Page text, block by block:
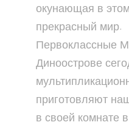
окунающая в
прекрасный мир.
Первоклассные
Диноострове
приготовляют
в своей комнате